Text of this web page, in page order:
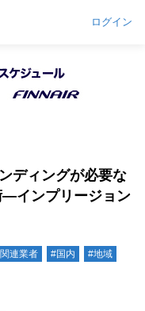
ログイン
ディングが必要な
―インプリージョン
連業者 #国内 #地域